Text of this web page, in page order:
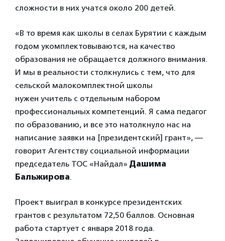
сложности в них учатся около 200 детей.
«В то время как школы в селах Бурятии с каждым
годом укомплектовываются, на качество
образования не обращается должного внимания.
И мы в реальности столкнулись с тем, что для
сельской малокомплектной школы
нужен учитель с отдельным набором
профессиональных компетенций. Я сама педагог
по образованию, и все это натолкнуло нас на
написание заявки на [президентский] грант», —
говорит Агентству социальной информации
председатель ТОС «Найдал» Дашима
Бальжирова.
Проект выиграл в конкурсе президентских
грантов с результатом 72,50 баллов. Основная
работа стартует с января 2018 года.